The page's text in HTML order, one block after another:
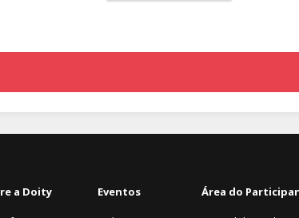
a Doity Eventos Área do